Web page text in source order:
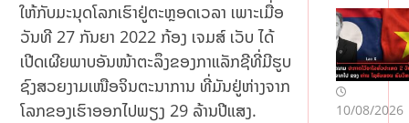
ໃຫ້ກັບມະນຸດໂລກເຮົາຢູ່ຕະຫຼອດເວລາ ເພາະເມື່ອ
ວັນທີ 27 ກັນຍາ 2022 ກ້ອງ ເຈມສ໌ ເວັບ ໄດ້
ເປີດເຜີຍພາບອັນໜ້າຕະລຶງຂອງກາແລັກຊີທີ່ມີຮູບ
ຊົງສວຍງາມເໜືອຈິນຕະນາການ ທີ່ມັນຢູ່ຫ່າງຈາກ
ໂລກຂອງເຮົາອອກໄປພຽງ 29 ລ້ານປີແສງ.
10/08/2026